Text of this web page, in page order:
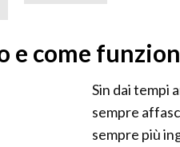
e come
Sin dai tempi
sempre
sempre più